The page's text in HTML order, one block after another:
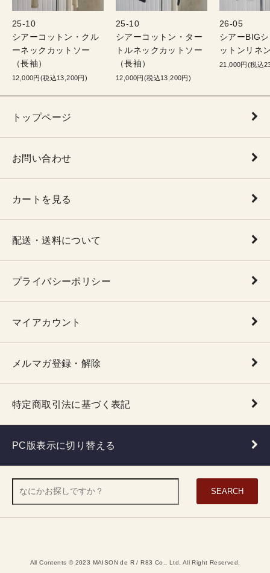
25-10
シアーコットン・クル
ーネックカットソー
（長袖）
12,000円(税込13,200円)
25-10
シアーコットン・ター
トルネックカットソー
（長袖）
12,000円(税込13,200円)
26-05
シアーBIG
ットンリネ
21,000円(税込
トップページ
お問い合わせ
カートを見る
配送・送料について
プライバシーポリシー
マイアカウント
メルマガ登録・解除
特定商取引法に基づく表記
PC版表示に切り替える
SEARCH
All Contents © 2023 MAISON de R / R83 Co., Ltd. All Right Reserved.